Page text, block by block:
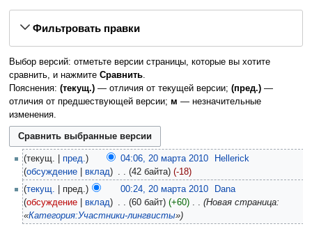
Фильтровать правки
Выбор версий: отметьте версии страницы, которые вы хотите
сравнить, и нажмите Сравнить.
Пояснения: (текущ.)— отличия от текущей версии; (пред.)—
отличия от предшествующей версии; м — незначительные
изменения.
текущ. пред. 04:06, 20 марта 2010
Hellerick
обсуждение
вклад 42 байта
-18
текущ.
пред. 00:24, 20 марта 2010
Dana
обсуждение
вклад 60 байт +60 ‎
Новая страница:
«Категория:Участники-лингвисты»